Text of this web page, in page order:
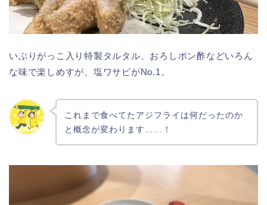
いぶりがっこ入り特製タルタル、おろしポン酢などいろん
な味で楽しめすが、塩ワサビがNo.1。
これまで食べてたアジフライは何だったのか
と概念が変わります……！